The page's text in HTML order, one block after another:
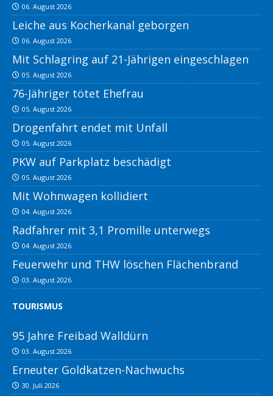
06. August 2026
Leiche aus Kocherkanal geborgen
06. August 2026
Mit Schlagring auf 21-Jährigen eingeschlagen
05. August 2026
76-Jähriger tötet Ehefrau
05. August 2026
Drogenfahrt endet mit Unfall
05. August 2026
PKW auf Parkplatz beschädigt
05. August 2026
Mit Wohnwagen kollidiert
04. August 2026
Radfahrer mit 3,1 Promille unterwegs
04. August 2026
Feuerwehr und THW löschen Flächenbrand
03. August 2026
TOURISMUS
95 Jahre Freibad Walldürn
03. August 2026
Erneuter Goldkatzen-Nachwuchs
30. Juli 2026